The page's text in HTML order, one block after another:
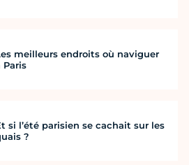
meilleurs endroits où naviguer
Paris
si l’été parisien se cachait sur les
?